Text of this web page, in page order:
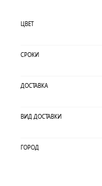
ЦВЕТ
СРОКИ
ДОСТАВКА
ВИД ДОСТАВКИ
ГОРОД